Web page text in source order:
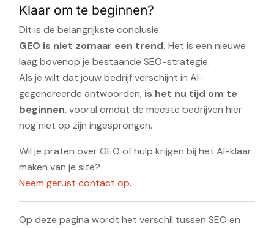
Klaar om te beginnen?
Dit is de belangrijkste conclusie:
GEO is niet zomaar een trend. Het is een nieuwe
laag bovenop je bestaande SEO-strategie.
Als je wilt dat jouw bedrijf verschijnt in AI-
gegenereerde antwoorden, is het nu tijd om te
beginnen, vooral omdat de meeste bedrijven hier
nog niet op zijn ingesprongen.
Wil je praten over GEO of hulp krijgen bij het AI-klaar
maken van je site?
Neem gerust contact op.
Op deze pagina wordt het verschil tussen SEO en